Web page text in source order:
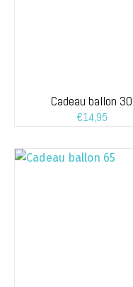
Cadeau ballon 30
€14,95